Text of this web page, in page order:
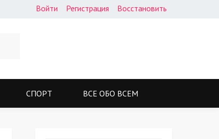
Войти Регистрация Восстановить
СПОРТ ВСЕ ОБО ВСЕМ